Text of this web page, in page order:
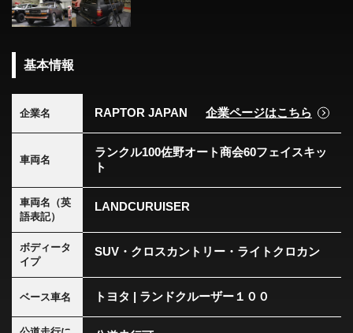
基本情報
企業名 RAPTOR JAPAN 企業ページはこちら
車両名
ランクル100佐野オート商会60フェイスキッ
ト
車両名（英
語表記）
LANDCURUISER
ボディータ
イプ
SUV・クロスカントリー・ライトクロカン
ベース車名 トヨタ | ランドクルーザー１００